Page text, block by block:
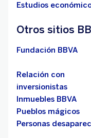
Estudios
Otros sitios
Fundación BBVA
Relación con
inversionistas
Inmuebles BBVA
Pueblos mágicos
Personas